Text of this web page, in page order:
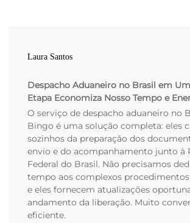
Laura Santos
Despacho Aduaneiro no Brasil em
Etapa Economiza Nosso Tempo e
O serviço de despacho aduaneiro no
Bingo é uma solução completa: eles
sozinhos da preparação dos
envio e do acompanhamento junto à
Federal do Brasil. Não precisamos
tempo aos complexos
e eles fornecem atualizações
andamento da liberação. Muito
eficiente.